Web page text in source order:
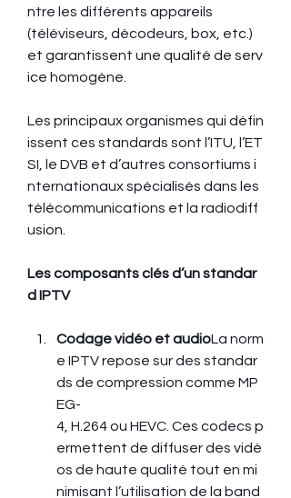
ntre les différents appareils
(téléviseurs, décodeurs, box, etc.)
et garantissent une qualité de serv
ice homogène.
Les principaux organismes qui défin
issent ces standards sont l’ITU, l’ET
SI, le DVB et d’autres consortiums i
nternationaux spécialisés dans les
télécommunications et la radiodiff
usion.
Les composants clés d’un standar
d IPTV
Codage vidéo et audioLa norm
e IPTV repose sur des standar
ds de compression comme MP
EG-
4, H.264 ou HEVC. Ces codecs p
ermettent de diffuser des vidé
os de haute qualité tout en mi
nimisant l’utilisation de la band